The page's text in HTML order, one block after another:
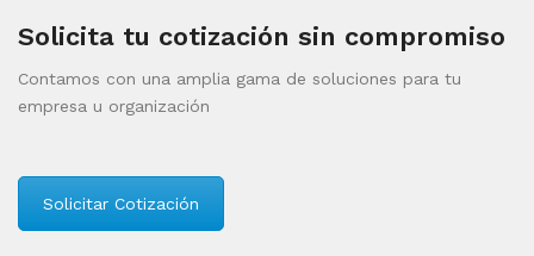
Solicita tu cotización sin compromiso
Contamos con una amplia gama de soluciones para tu
empresa u organización
Solicitar Cotización